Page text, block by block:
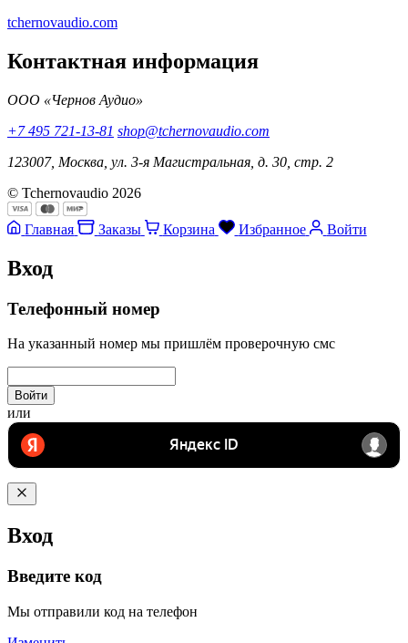
tchernovaudio.com
Контактная информация
ООО «Чернов Аудио»
+7 495 721-13-81 shop@tchernovaudio.com
123007, Москва, ул. 3-я Магистральная, д. 30, стр. 2
© Tchernovaudio 2026
Главная Заказы Корзина Избранное Войти
Вход
Телефонный номер
На указанный номер мы пришлём проверочную смс
Войти
или
Вход
Введите код
Мы отправили код на телефон